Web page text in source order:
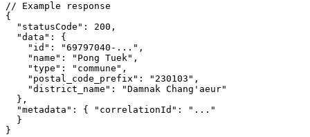
// Example response
{
"statusCode" : 200 ,
"data" : {
"id" : "69797040-..." ,
"name" : "Pong Tuek" ,
"type" : "commune" ,
"postal_code_prefix" : "230103" ,
"district_name" :
"Damnak Chang'aeur"
},
"metadata" : { "correlationId" :
"..."
}
}